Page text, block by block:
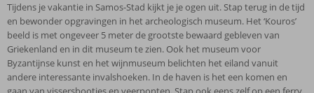
Tijdens je vakantie in Samos-Stad kijkt je je ogen uit. Stap terug in de tijd
en bewonder opgravingen in het archeologisch museum. Het ‘Kouros’
beeld is met ongeveer 5 meter de grootste bewaard gebleven van
Griekenland en in dit museum te zien. Ook het museum voor
Byzantijnse kunst en het wijnmuseum belichten het eiland vanuit
andere interessante invalshoeken. In de haven is het een komen en